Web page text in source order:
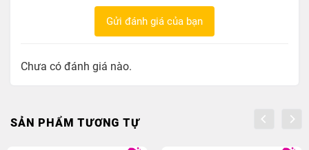
Gửi đánh giá của bạn
Chưa có đánh giá nào.
SẢN PHẨM TƯƠNG TỰ